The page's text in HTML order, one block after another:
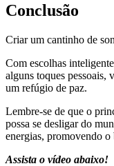
Conclusão
Criar um cantinho de
Com escolhas
alguns toques pessoais,
um refúgio de paz.
Lembre-se de que o
possa se desligar do
energias, promovendo o
Assista o vídeo abaixo!